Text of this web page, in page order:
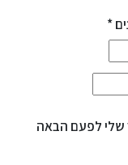
*
לפעם הבאה